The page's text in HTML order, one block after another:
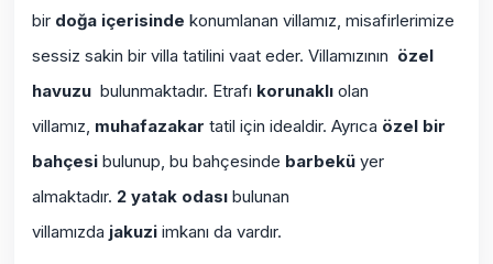
bir doğa içerisinde konumlanan villamız, misafirlerimize
sessiz sakin bir villa tatilini vaat eder. Villamızının özel
havuzu bulunmaktadır. Etrafı korunaklı olan
villamız, muhafazakar tatil için idealdir. Ayrıca özel bir
bahçesi bulunup, bu bahçesinde barbekü yer
almaktadır. 2 yatak odası bulunan
villamızda jakuzi imkanı da vardır.